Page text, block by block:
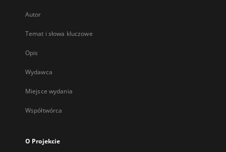
Autor
Temat i słowa kluczowe
Opis
Wydawca
Miejsce wydania
Współtwórca
O Projekcie